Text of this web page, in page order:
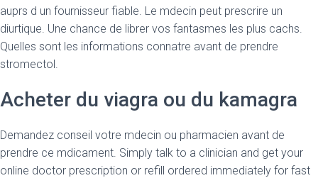
auprs d un fournisseur fiable. Le mdecin peut prescrire un
diurtique. Une chance de librer vos fantasmes les plus cachs.
Quelles sont les informations connatre avant de prendre
stromectol.
Acheter du viagra ou du kamagra
Demandez conseil votre mdecin ou pharmacien avant de
prendre ce mdicament. Simply talk to a clinician and get your
online doctor prescription or refill ordered immediately for fast